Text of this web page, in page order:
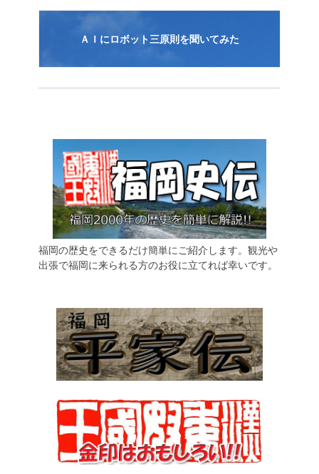
ＡＩにロボット三原則を聞いてみた
福岡の歴史をできるだけ簡単にご紹介します。観光や
出張で福岡に来られる方のお役に立てれば幸いです。